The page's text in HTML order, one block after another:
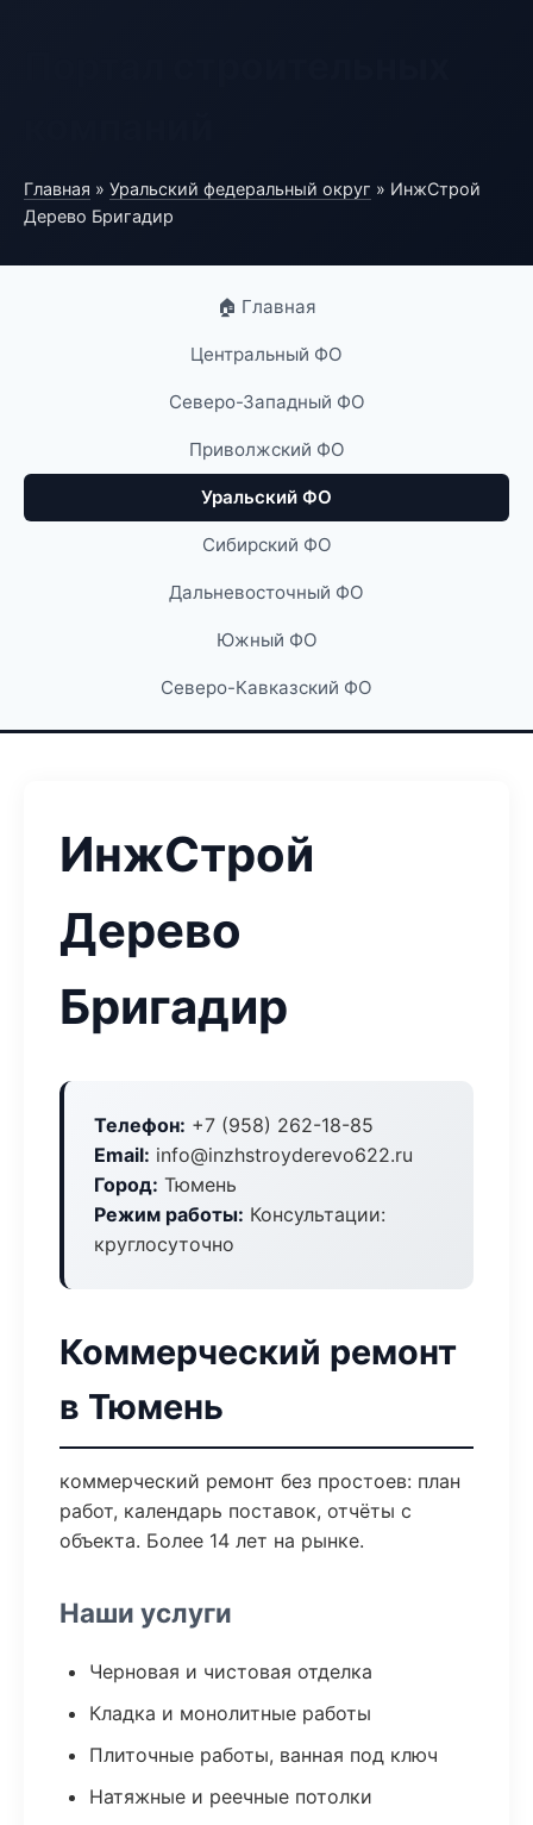
Главная » Уральский федеральный округ » ИнжСтрой
Дерево Бригадир
🏠 Главная
Центральный ФО
Северо-Западный ФО
Приволжский ФО
Уральский ФО
Сибирский ФО
Дальневосточный ФО
Южный ФО
Северо-Кавказский ФО
ИнжСтрой
Дерево
Бригадир
Телефон: +7 (958) 262-18-85
Email: info@inzhstroyderevo622.ru
Город: Тюмень
Режим работы: Консультации:
круглосуточно
Коммерческий ремонт
в Тюмень
коммерческий ремонт без простоев: план
работ, календарь поставок, отчёты с
объекта. Более 14 лет на рынке.
Наши услуги
Черновая и чистовая отделка
Кладка и монолитные работы
Плиточные работы, ванная под ключ
Натяжные и реечные потолки